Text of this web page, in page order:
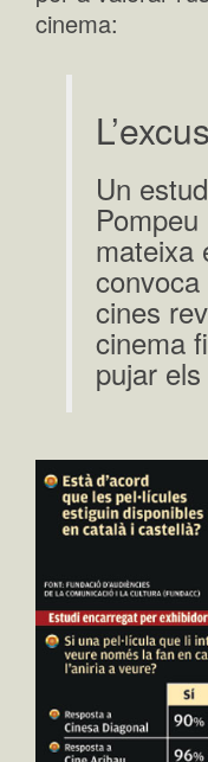
cinema:
Un
mateixa
cines
cinema
pujar